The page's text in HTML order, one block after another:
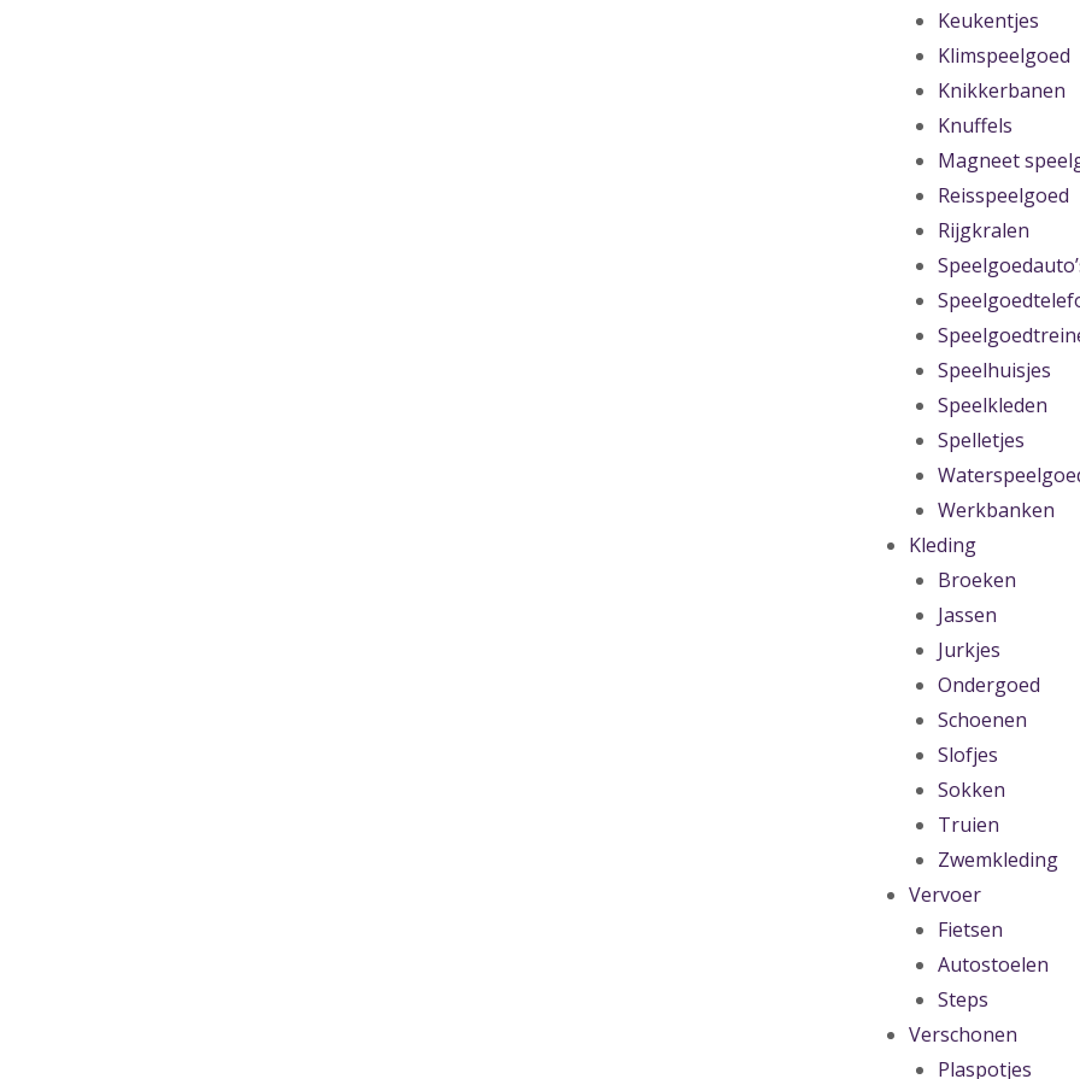
Keukentjes
Klimspeelgoed
Knikkerbanen
Knuffels
Magneet
Reisspeelgoed
Rijgkralen
Speelhuisjes
Speelkleden
Spelletjes
Werkbanken
Kleding
Broeken
Jassen
Jurkjes
Ondergoed
Schoenen
Slofjes
Sokken
Truien
Zwemkleding
Vervoer
Fietsen
Autostoelen
Steps
Verschonen
Plaspotjes